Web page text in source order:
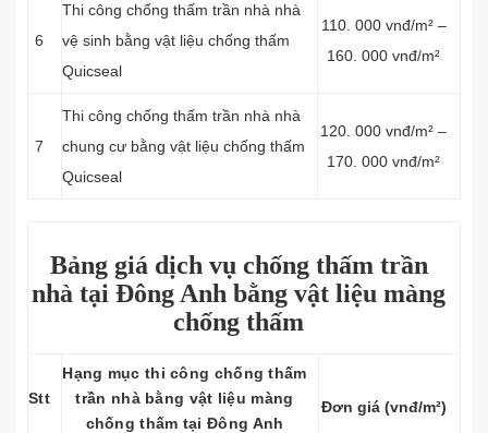
6
Thi công chống thấm trần nhà nhà
vệ sinh bằng vật liệu chống thấm
Quicseal
110. 000 vnđ/m² –
160. 000 vnđ/m²
7
Thi công chống thấm trần nhà nhà
chung cư bằng vật liệu chống thấm
Quicseal
120. 000 vnđ/m² –
170. 000 vnđ/m²
Bảng giá dịch vụ chống thấm trần
nhà tại Đông Anh bằng vật liệu màng
chống thấm
Stt
Hạng mục thi công chống thấm
trần nhà bằng vật liệu màng
chống thấm tại Đông Anh
Đơn giá (vnđ/m²)